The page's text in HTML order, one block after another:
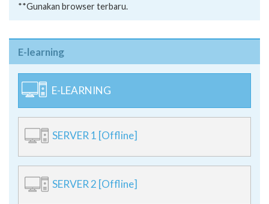
**Gunakan browser terbaru.
E-learning
E-LEARNING
SERVER 1 [Offline]
SERVER 2 [Offline]